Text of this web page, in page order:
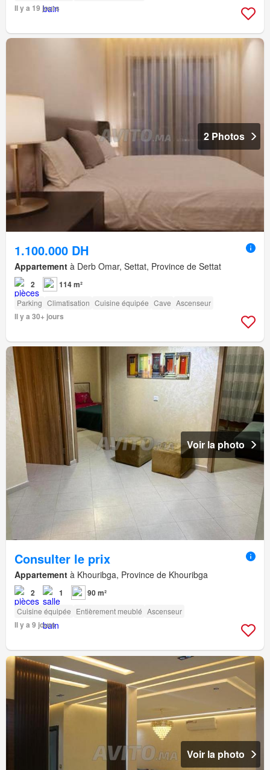
Il y a 19 jours
2 Photos
1.100.000 DH
Appartement à Derb Omar, Settat, Province de Settat
2 114 m²
Parking Climatisation Cuisine équipée Cave Ascenseur
Il y a 30+ jours
Voir la photo
Consulter le prix
Appartement à Khouribga, Province de Khouribga
2 1 90 m²
Cuisine équipée Entièrement meublé Ascenseur
Il y a 9 jours
Voir la photo